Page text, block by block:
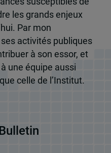
les grands enjeux
Par mon
activités publiques
à son essor, et
une équipe aussi
celle de l’Institut.